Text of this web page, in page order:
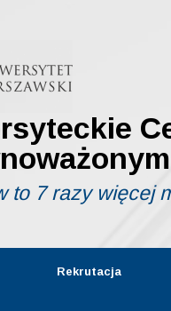
to 7 razy więcej
Rekrutacja